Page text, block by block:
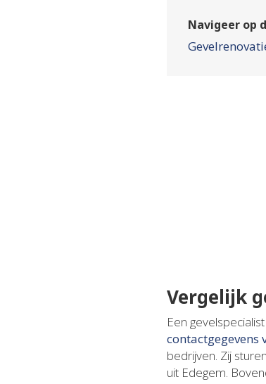
Navigeer op
Vergelijk
Een
contactgegevens
bedrijven. Zij
uit Edegem.